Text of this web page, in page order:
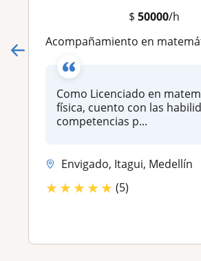
$ 50000/h
Acompañamiento en matemáticas y física a los primeros
Como Licenciado en
física, cuento con las
competencias p...
Envigado, Itagui, Medellín
★★★★★ (5)